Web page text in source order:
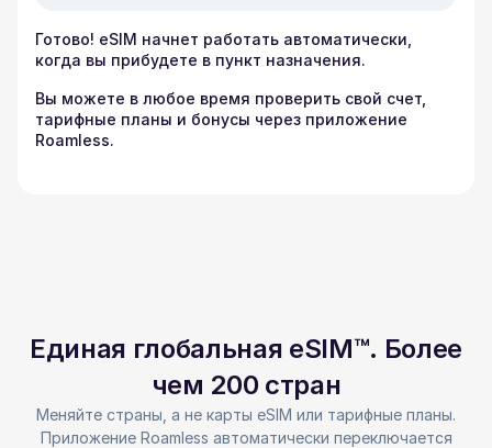
Готово! eSIM начнет работать автоматически,
когда вы прибудете в пункт назначения.
Вы можете в любое время проверить свой счет,
тарифные планы и бонусы через приложение
Roamless.
Единая глобальная eSIM™. Более
чем 200 стран
Меняйте страны, а не карты eSIM или тарифные планы.
Приложение Roamless автоматически переключается